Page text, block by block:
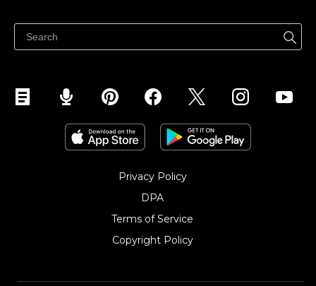
ขายบนเฟสบุ๊ค
Privacy Policy
DPA
Terms of Service
Copyright Policy‎